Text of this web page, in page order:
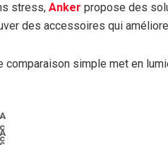
stress, Anker propose des
des accessoires qui
comparaison simple met en
A
c
c
A